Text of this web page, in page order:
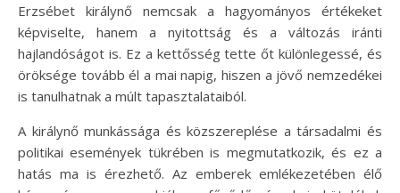
Erzsébet királynő nemcsak a hagyományos értékeket
képviselte, hanem a nyitottság és a változás iránti
hajlandóságot is. Ez a kettősség tette őt különlegessé, és
öröksége tovább él a mai napig, hiszen a jövő nemzedékei
is tanulhatnak a múlt tapasztalataiból.
A királynő munkássága és közszereplése a társadalmi és
politikai események tükrében is megmutatkozik, és ez a
hatás ma is érezhető. Az emberek emlékezetében élő